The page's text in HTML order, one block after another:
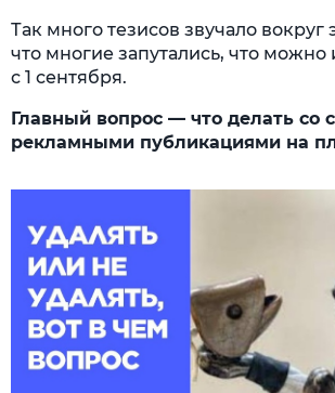
Так много тезисов звучало вокруг
что многие запутались, что можно
с 1 сентября.
Главный вопрос — что делать со
рекламными публикациями на